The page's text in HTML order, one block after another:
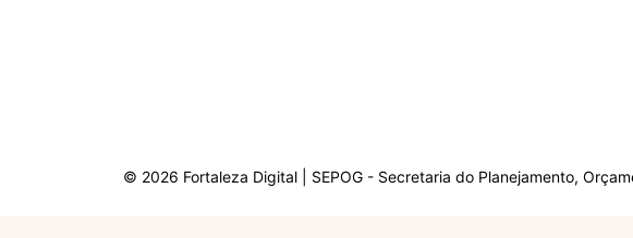
© 2026 Fortaleza Digital | SEPOG - Secretaria do Planejamento,